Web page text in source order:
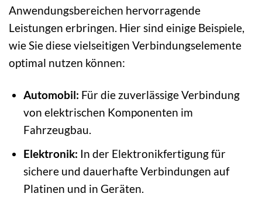
Anwendungsbereichen hervorragende
Leistungen erbringen. Hier sind einige Beispiele,
wie Sie diese vielseitigen Verbindungselemente
optimal nutzen können:
Automobil: Für die zuverlässige Verbindung
von elektrischen Komponenten im
Fahrzeugbau.
Elektronik: In der Elektronikfertigung für
sichere und dauerhafte Verbindungen auf
Platinen und in Geräten.